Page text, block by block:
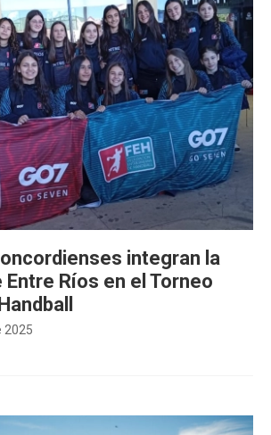
2025
integran la
Ríos en el Torneo